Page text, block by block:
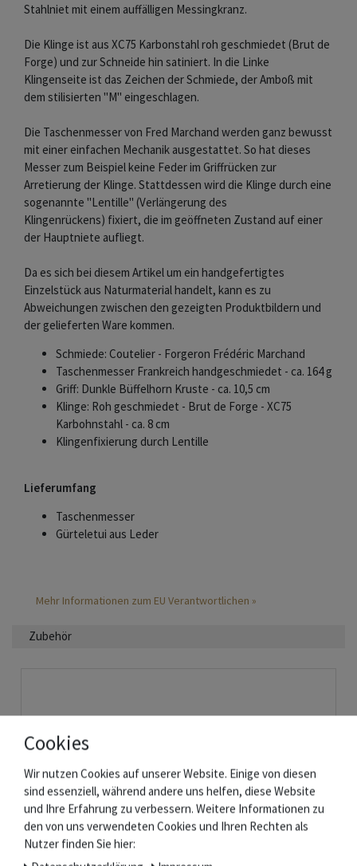
Stahlniet mit einem auffälligen Messingkranz.
Die Klinge ist aus XC75 Karbonstahl roh geschmiedet (Brut de
Forge) und zur Schneide hin satiniert. In die Linke
Klingenseite ist das Zeichen der Schmiede, der Amboß mit
dem stilisierten "M" eingeschlagen.
Die Taschenmesser von Fred Marchand werden ganz bewusst
mit einer einfachen Mechanik ausgestattet. So hat dieses
Messer zum Beispiel keine Feder im Griffrücken zur
Arretierung der Klinge. Stattdessen wird die Klinge durch eine
sogenannte "Lentille" (Verlängerung des
Klingenrückens) fixiert, die im geöffneten Zustand auf einer
der Hauptniete aufliegt.
Da es sich bei diesem Artikel um ein handgefertigtes
Einzelstück aus Naturmaterial handelt, kann es zu
Abweichungen zwischen den gezeigten Produktbildern und
der gelieferten Ware kommen.
Schmiede: Coutelier - Forgeron Frédéric Marchand
Taschenmesser Frankreich handgeschmiedet - ca. 164 g
Griff: Dunkle Büffelhorn Kruste - ca. 10,5 cm
Klinge: Roh geschmiedet - Brut de Forge - XC75
Karbohnstahl - ca. 8 cm
Klingenfixierung durch Lentille
Lieferumfang
Taschenmesser
Gürteletui aus Leder
Mehr Informationen zum EU Verantwortlichen »
Zubehör
Cookies
Wir nutzen Cookies auf unserer Website. Einige von diesen
sind essenziell, während andere uns helfen, diese Website
und Ihre Erfahrung zu verbessern. Weitere Informationen zu
den von uns verwendeten Cookies und Ihren Rechten als
Nutzer finden Sie hier: